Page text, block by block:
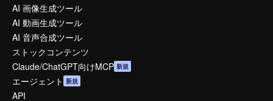
AI 画像生成ツール
AI 動画生成ツール
AI 音声合成ツール
ストックコンテンツ
Claude/ChatGPT向けMCP 新規
エージェント 新規
API